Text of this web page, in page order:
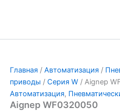
Главная / Автоматизация /
приводы / Серия W / Aignep
Автоматизация,
Aignep WF0320050